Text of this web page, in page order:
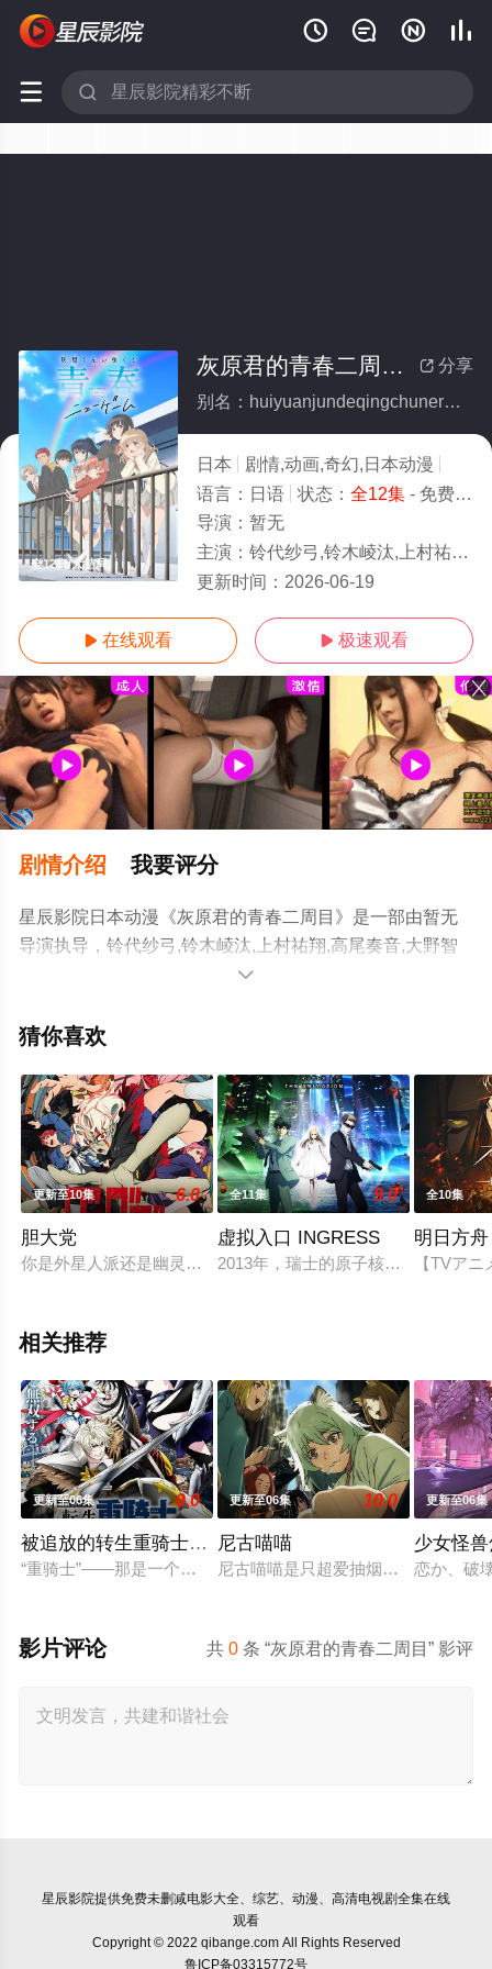
   
 
全12集/大结局
 分享
灰原君的青春二周目(全集)
别名：huiyuanjundeqingchunerzhoumu
日本 剧情,动画,奇幻,日本动漫
语言： 日语 状态： 全12集- 免费在线观看
导演： 暂无
主演： 铃代纱弓,铃木崚汰,上村祐翔,高尾奏音,大野智敬,中村栞奈,山根绮,爱美
更新时间： 2026-06-19
 在线观看  极速观看
剧情介绍 我要评分
星辰影院日本动漫《灰原君的青春二周目》是一部由暂无
导演执导，铃代纱弓,铃木崚汰,上村祐翔,高尾奏音,大野智
敬,中村栞奈,山根绮,爱美等明星演员精彩演绎的日本动漫，
完整版动漫全集就上星辰电影网，更多剧情信息可移步至

猜你喜欢
更新至10集 6.0
胆大党
你是外星人派还是幽灵派？又或者两个都信？原本分属两派的
全11集 9.0
虚拟入口 INGRESS
2013年，瑞士的原子核研究机构
全10集
明日方
【TVア
相关推荐
更新至06集 9.0
被追放的转生重骑士用游戏知识开无双
“重骑士”——那是一个以防御为主，吸引敌人攻击以保护队友的
更新至06集 10.0
尼古喵喵
尼古喵喵是只超爱抽烟的废物兽人！
更新至06集
少女怪
恋か、破
共0 条 “灰原君的青春二周目” 影评
影片评论
星辰影院提供免费未删减电影大全、综艺、动漫、高清电视剧全集在线
观看
Copyright © 2022 qibange.com All Rights Reserved
鲁ICP备03315772号